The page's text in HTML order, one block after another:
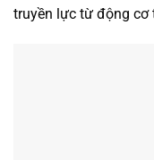
truyền lực từ động cơ